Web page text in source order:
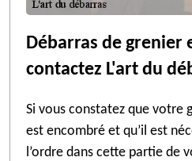
Débarras de grenier
contactez L'art du
Si vous constatez que votre
est encombré et qu’il est
l’ordre dans cette partie de